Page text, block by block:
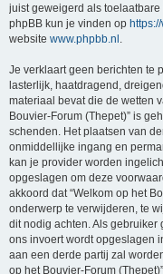
juist geweigerd als
phpBB kun je vinden op
website www.phpbb.nl .
Je verklaart geen berichten te
lasterlijk, haatdragend,
materiaal bevat die de wetten
Bouvier-Forum (Thepet)” is
schenden. Het plaatsen van
onmiddellijke ingang en
kan je provider worden
opgeslagen om deze
akkoord dat “Welkom op het
onderwerp te verwijderen, te
dit nodig achten. Als gebruiker
ons invoert wordt opgeslagen
aan een derde partij zal
op het Bouvier-Forum